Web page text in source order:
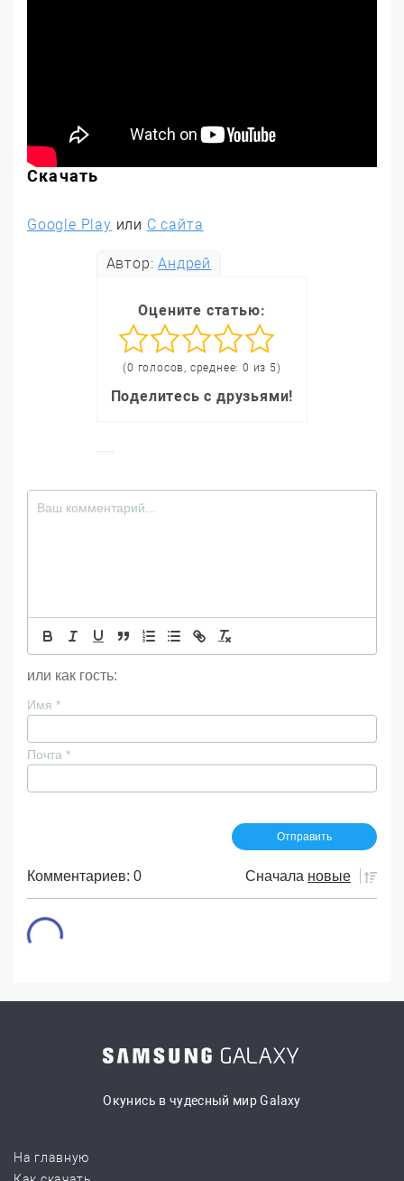
Скачать
Google Play или С сайта
Автор:Андрей
Оцените статью:
(0 голосов, среднее: 0 из 5)
Поделитесь с друзьями!
или как гость:
Имя *
Почта *
Комментариев: 0 Сначала новые
Окунись в чудесный мир Galaxy
На главную